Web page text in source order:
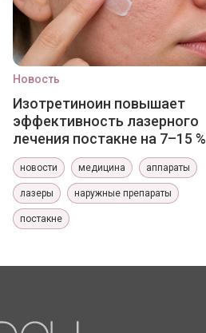
Новость
Изотретиноин повышает
эффективность лазерного
лечения постакне на 7–15 %
новости медицина аппараты
лазеры наружные препараты
постакне